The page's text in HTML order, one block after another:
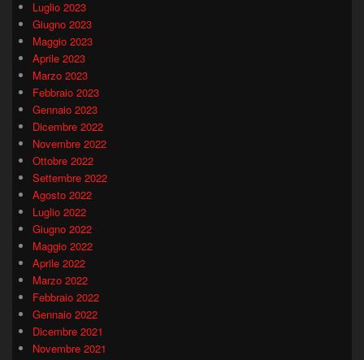
Luglio 2023
Giugno 2023
Maggio 2023
Aprile 2023
Marzo 2023
Febbraio 2023
Gennaio 2023
Dicembre 2022
Novembre 2022
Ottobre 2022
Settembre 2022
Agosto 2022
Luglio 2022
Giugno 2022
Maggio 2022
Aprile 2022
Marzo 2022
Febbraio 2022
Gennaio 2022
Dicembre 2021
Novembre 2021